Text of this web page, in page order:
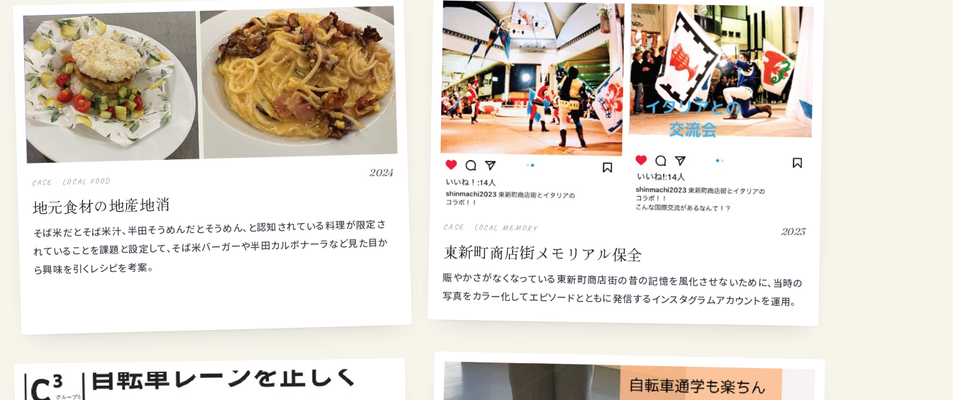
CASE · LOCAL FOOD
2024
地元食材の地産地消
そば米だとそば米汁、半田そうめんだとそうめん、と認知されている料理が限定さ
れていることを課題と設定して、そば米バーガーや半田カルボナーラなど見た目か
ら興味を引くレシピを考案。
CASE · LOCAL MEMORY 2023
東新町商店街メモリアル保全
賑やかさがなくなっている東新町商店街の昔の記憶を風化させないために、当時の
写真をカラー化してエピソードとともに発信するインスタグラムアカウントを運用。